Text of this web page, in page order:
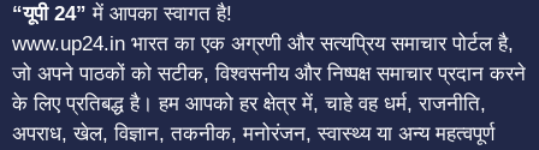
“यूपी 24” में आपका स्वागत है!
www.up24.in भारत का एक अग्रणी और सत्यप्रिय समाचार पोर्टल है,
जो अपने पाठकों को सटीक, विश्वसनीय और निष्पक्ष समाचार प्रदान करने
के लिए प्रतिबद्ध है। हम आपको हर क्षेत्र में, चाहे वह धर्म, राजनीति,
अपराध, खेल, विज्ञान, तकनीक, मनोरंजन, स्वास्थ्य या अन्य महत्वपूर्ण